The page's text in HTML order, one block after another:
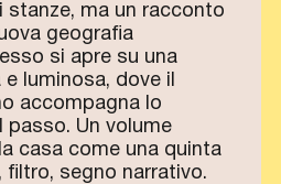
stanze, ma un racconto
geografia
si apre su una
luminosa, dove il
accompagna lo
passo. Un volume
casa come una quinta
filtro, segno narrativo.